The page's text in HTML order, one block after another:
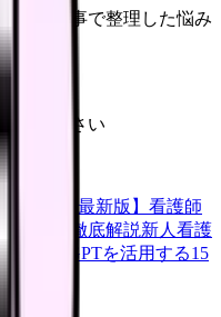
この記事で整理した悩み
てください
2026年最新版】 看護師
情報を徹底解説新人看護
師がChatGPTを活用する15